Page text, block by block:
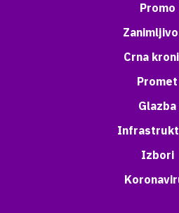
Promo
Crna
Promet
Glazba
Izbori